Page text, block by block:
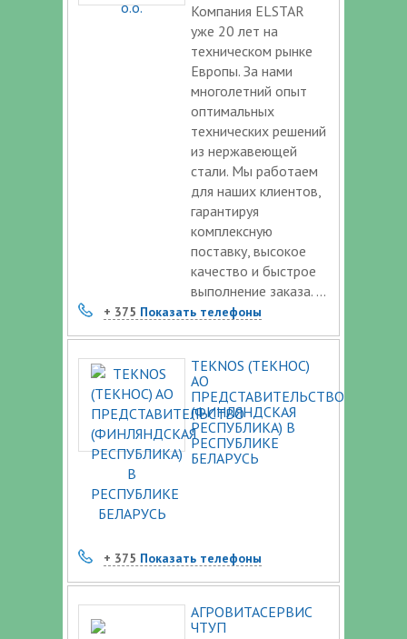
Компания ЕLSTAR
уже 20 лет на
техническом рынке
Европы. За нами
многолетний опыт
оптимальных
технических решений
из нержавеющей
стали. Мы работаем
для наших клиентов,
гарантируя
комплексную
поставку, высокое
качество и быстрое
выполнение заказа. ...
+ 375 Показать телефоны
TEKNOS (ТЕКНОС)
AO
ПРЕДСТАВИТЕЛЬСТВО
(ФИНЛЯНДСКАЯ
РЕСПУБЛИКА) В
РЕСПУБЛИКЕ
БЕЛАРУСЬ
+ 375 Показать телефоны
АГРОВИТАСЕРВИС
ЧТУП